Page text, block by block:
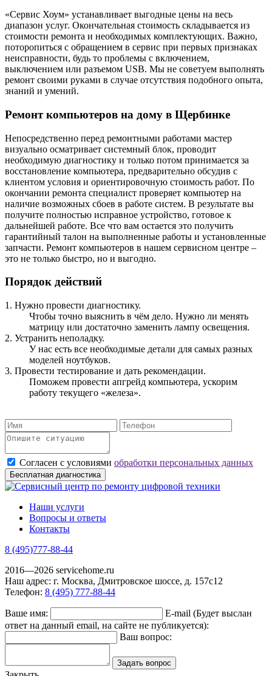
«Сервис Хоум» устанавливает выгодные цены на весь
диапазон услуг. Окончательная стоимость складывается из
стоимости ремонта и необходимых комплектующих. Важно,
поторопиться с обращением в сервис при первых признаках
неисправности, будь то проблемы с включением,
выключением или разъемом USB. Мы не советуем выполнять
ремонт своими руками в случае отсутствия подобного опыта,
знаний и умений.
Ремонт компьютеров на дому в Щербинке
Непосредственно перед ремонтными работами мастер
визуально осматривает системный блок, проводит
необходимую диагностику и только потом принимается за
восстановление компьютера, предварительно обсудив с
клиентом условия и ориентировочную стоимость работ. По
окончании ремонта специалист проверяет компьютер на
наличие возможных сбоев в работе систем. В результате вы
получите полностью исправное устройство, готовое к
дальнейшей работе. Все что вам остается это получить
гарантийный талон на выполненные работы и установленные
запчасти. Ремонт компьютеров в нашем сервисном центре –
это не только быстро, но и выгодно.
Порядок действий
1. Нужно провести диагностику.
Чтобы точно выяснить в чём дело. Нужно ли менять
матрицу или достаточно заменить лампу освещения.
2. Устранить неполадку.
У нас есть все необходимые детали для самых разных
моделей ноутбуков.
3. Провести тестирование и дать рекомендации.
Поможем провести апгрейд компьютера, ускорим
работу текущего «железа».
Согласен с условиями обработки персональных данных
Наши услуги
Вопросы и ответы
Контакты
8 (495)777-88-44
2016—2026 servicehome.ru
Наш адрес: г. Москва, Дмитровское шоссе, д. 157с12
Телефон: 8 (495) 777-88-44
Ваше имя: E-mail (Будет выслан
ответ на данный email, на сайте не публикуется):
Ваш вопрос: